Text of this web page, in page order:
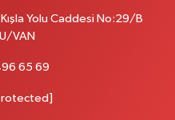
Yolu Caddesi No:29/B
VAN
65 69